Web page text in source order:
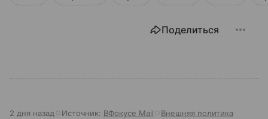
Поделиться
2 дня назад Источник: ВФокусе Mail Внешняя политика